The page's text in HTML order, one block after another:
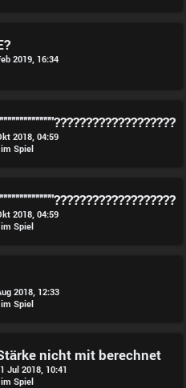
2019, 16:34
2018, 04:59
Spiel
2018, 04:59
Spiel
2018, 12:33
Spiel
nicht mit berechnet
Jul 2018, 10:41
Spiel